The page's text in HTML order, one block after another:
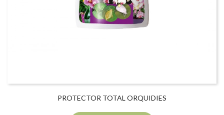
PROTECTOR TOTAL ORQUIDIES